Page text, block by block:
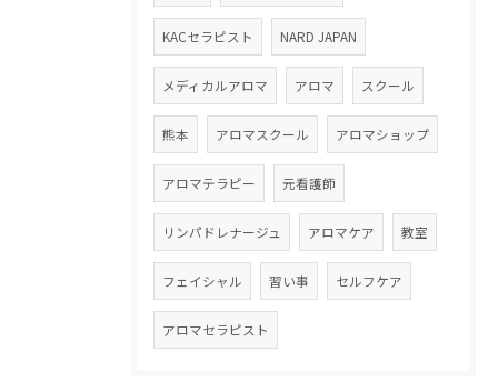
KACセラピスト NARD JAPAN
メディカルアロマ アロマ スクール
熊本 アロマスクール アロマショップ
アロマテラピー 元看護師
リンパドレナージュ アロマケア 教室
フェイシャル 習い事 セルフケア
アロマセラピスト